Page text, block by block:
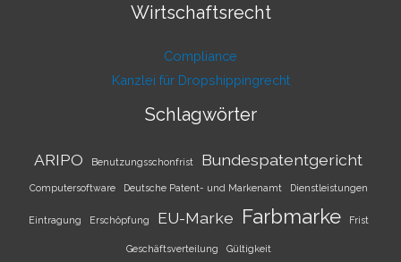
Wirtschaftsrecht
Compliance
Kanzlei für Dropshippingrecht
Schlagwörter
ARIPO Benutzungsschonfrist Bundespatentgericht
Computersoftware Deutsche Patent- und Markenamt Dienstleistungen
Eintragung Erschöpfung EU-Marke Farbmarke Frist
Geschäftsverteilung Gültigkeit